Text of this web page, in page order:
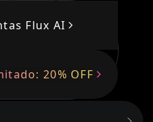
Flux AI
20% OFF